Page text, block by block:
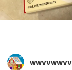
wwvvwwvv